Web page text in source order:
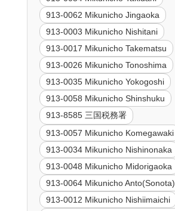
913-0062 Mikunicho Jingaoka
913-0003 Mikunicho Nishitani
913-0017 Mikunicho Takematsu
913-0026 Mikunicho Tonoshima
913-0035 Mikunicho Yokogoshi
913-0058 Mikunicho Shinshuku
913-8585 三国税務署
913-0057 Mikunicho Komegawaki
913-0034 Mikunicho Nishinonaka
913-0048 Mikunicho Midorigaoka
913-0064 Mikunicho Anto(Sonota)
913-0012 Mikunicho Nishiimaichi